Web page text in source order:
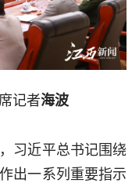
记者海波
习近平总书记围绕
出一系列重要指示